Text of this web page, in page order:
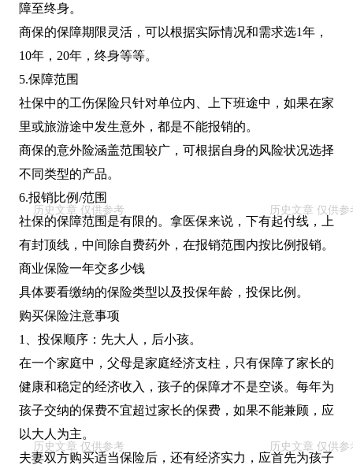
障至终身。
商保的保障期限灵活，可以根据实际情况和需求选1年，
10年，20年，终身等等。
5.保障范围
社保中的工伤保险只针对单位内、上下班途中，如果在家
里或旅游途中发生意外，都是不能报销的。
商保的意外险涵盖范围较广，可根据自身的风险状况选择
不同类型的产品。
6.报销比例/范围
社保的保障范围是有限的。拿医保来说，下有起付线，上
有封顶线，中间除自费药外，在报销范围内按比例报销。
商业保险一年交多少钱
具体要看缴纳的保险类型以及投保年龄，投保比例。
购买保险注意事项
1、投保顺序：先大人，后小孩。
在一个家庭中，父母是家庭经济支柱，只有保障了家长的
健康和稳定的经济收入，孩子的保障才不是空谈。每年为
孩子交纳的保费不宜超过家长的保费，如果不能兼顾，应
以大人为主。
夫妻双方购买适当保险后，还有经济实力，应首先为孩子